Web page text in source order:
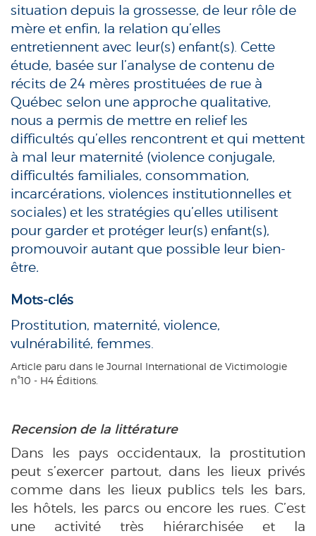
situation depuis la grossesse, de leur rôle de
mère et enfin, la relation qu’elles
entretiennent avec leur(s) enfant(s). Cette
étude, basée sur l’analyse de contenu de
récits de 24 mères prostituées de rue à
Québec selon une approche qualitative,
nous a permis de mettre en relief les
difficultés qu’elles rencontrent et qui mettent
à mal leur maternité (violence conjugale,
difficultés familiales, consommation,
incarcérations, violences institutionnelles et
sociales) et les stratégies qu’elles utilisent
pour garder et protéger leur(s) enfant(s),
promouvoir autant que possible leur bien-
être.
Mots-clés
Prostitution, maternité, violence,
vulnérabilité, femmes.
Article paru dans le Journal International de Victimologie
n°10 - H4 Éditions.
Recension de la littérature
Dans les pays occidentaux, la prostitution
peut s’exercer partout, dans les lieux privés
comme dans les lieux publics tels les bars,
les hôtels, les parcs ou encore les rues. C’est
une activité très hiérarchisée et la